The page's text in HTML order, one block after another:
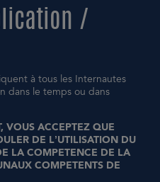
/
à tous les Internautes
dans le temps ou dans
VOUS ACCEPTEZ QUE
DE L’UTILISATION DU
LA COMPETENCE DE LA
COMPETENTS DE